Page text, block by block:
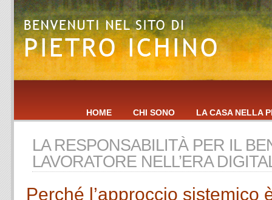
HOME CHI SONO LA CASA NELLA
LA RESPONSABILITÀ PER IL
LAVORATORE NELL’ERA
Perché l’approccio sistemico